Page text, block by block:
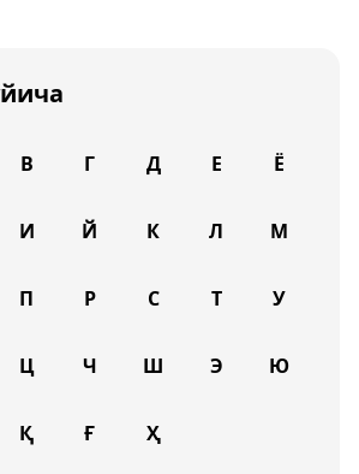
В Г Д Е Ё
И Й К Л М
П Р С Т У
Ц Ч Ш Э Ю
Қ Ғ Ҳ